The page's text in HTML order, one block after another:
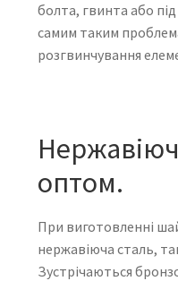
болта, гвинта або під
самим таким
розгвинчування
оптом.
При виготовленні
нержавіюча сталь,
Зустрічаються